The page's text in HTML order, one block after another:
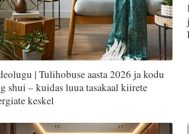
| Tulihobuse aasta 2026 ja kodu
shui – kuidas luua tasakaal kiirete
keskel